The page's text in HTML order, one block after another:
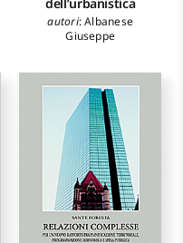
autori:Albanese
Giuseppe